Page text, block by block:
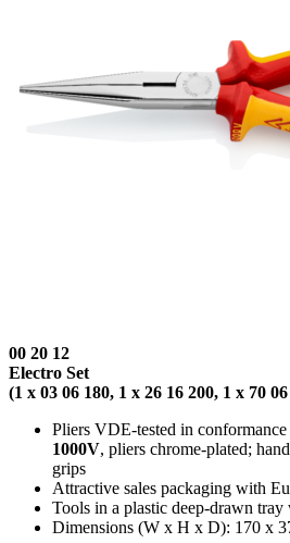
00 20 12
Electro Set
(1 x 03 06 180, 1 x 26 16 200, 1 x 70
Pliers VDE-tested in
1000V, pliers chrome-plated;
grips
Attractive sales packaging with
Tools in a plastic deep-drawn tray
Dimensions (W x H x D): 170 x